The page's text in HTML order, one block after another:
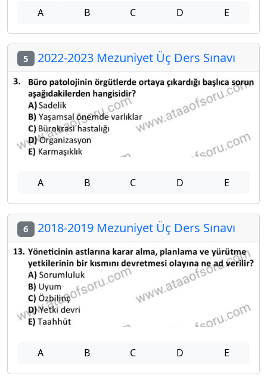
A B C D E
5 2022-2023 Mezuniyet Üç Ders Sınavı
A B C D E
6 2018-2019 Mezuniyet Üç Ders Sınavı
A B C D E